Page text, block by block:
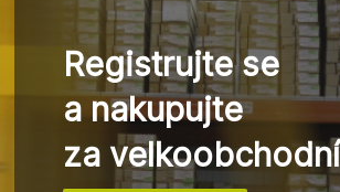
Registrujte se
a nakupujte
za